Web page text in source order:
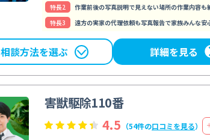
特⻑2
作業前後の写真説明で見えない場所の作業内容も
特⻑3
遠方の実家の代理依頼も写真報告で家族みんな安
相談方法を選ぶ 詳細を見る
害獣駆除110番
4.5 （54件の口コミを見る）